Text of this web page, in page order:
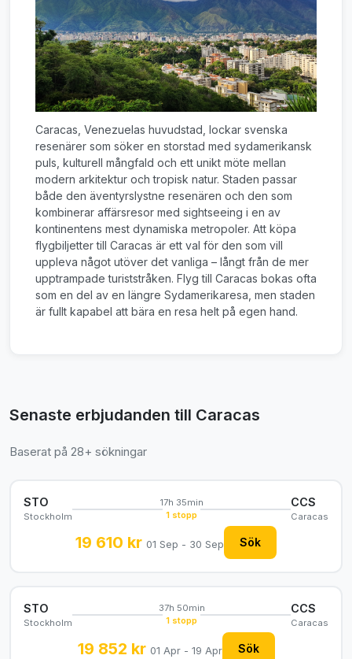
Caracas, Venezuelas huvudstad, lockar svenska
resenärer som söker en storstad med sydamerikansk
puls, kulturell mångfald och ett unikt möte mellan
modern arkitektur och tropisk natur. Staden passar
både den äventyrslystne resenären och den som
kombinerar affärsresor med sightseeing i en av
kontinentens mest dynamiska metropoler. Att köpa
flygbiljetter till Caracas är ett val för den som vill
uppleva något utöver det vanliga – långt från de mer
upptrampade turiststråken. Flyg till Caracas bokas ofta
som en del av en längre Sydamerikaresa, men staden
är fullt kapabel att bära en resa helt på egen hand.
Senaste erbjudanden till Caracas
Baserat på 28+ sökningar
STO
Stockholm
17h 35min
1 stopp
CCS
Caracas
19 610 kr 01 Sep - 30 Sep Sök
STO
Stockholm
37h 50min
1 stopp
CCS
Caracas
19 852 kr 01 Apr - 19 Apr Sök